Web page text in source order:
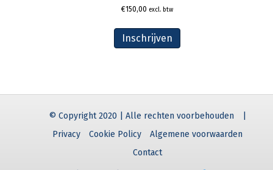
€150,00 excl. btw
Inschrijven
© Copyright 2020 | Alle rechten voorbehouden
Privacy
Cookie Policy
Algemene voorwaarden
Contact